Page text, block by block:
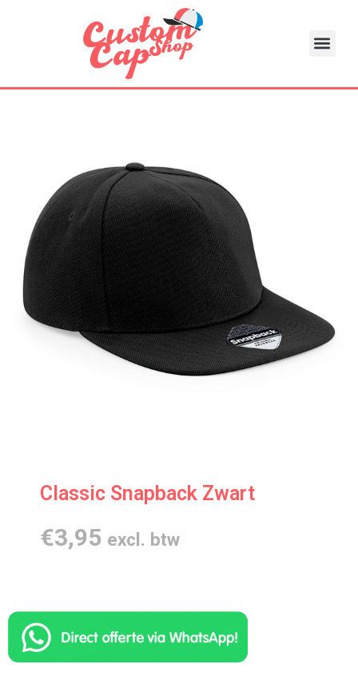
Classic Snapback Zwart
€3,95 excl. btw